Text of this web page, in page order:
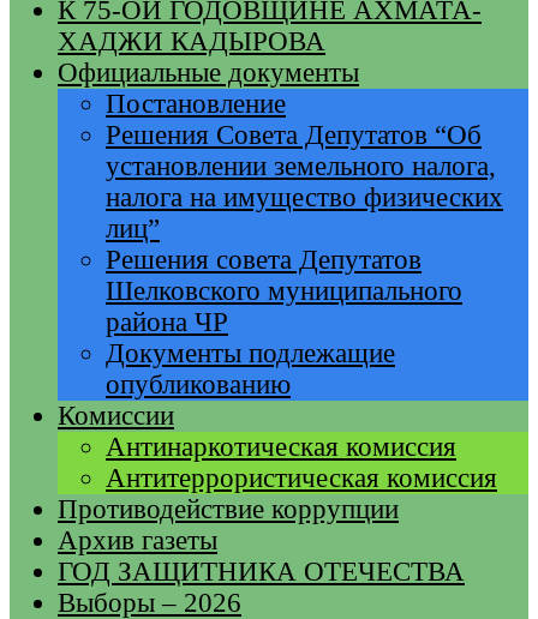
К 75-ОЙ ГОДОВЩИНЕ АХМАТА-
ХАДЖИ КАДЫРОВА
Официальные документы
Постановление
Решения Совета Депутатов “Об
установлении земельного налога,
налога на имущество физических
лиц”
Решения совета Депутатов
Шелковского муниципального
района ЧР
Документы подлежащие
опубликованию
Комиссии
Антинаркотическая комиссия
Антитеррористическая комиссия
Противодействие коррупции
Архив газеты
ГОД ЗАЩИТНИКА ОТЕЧЕСТВА
Выборы – 2026